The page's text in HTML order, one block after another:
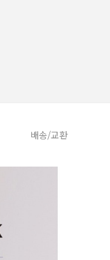
배송/교환